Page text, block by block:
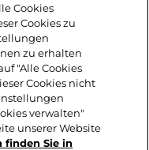
und
pfeffern.
Cookies
Cookies zu
zu erhalten
"Alle Cookies
Cookies nicht
verwalten"
unserer Website
finden Sie in